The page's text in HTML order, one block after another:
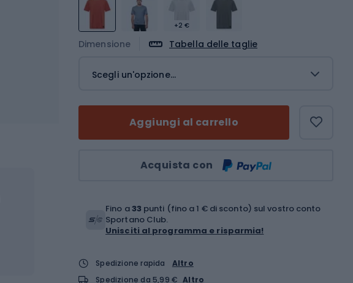
+2 €
Dimensione Tabella delle taglie
Scegli un'opzione...
Aggiungi al carrello
Acquista con
Fino a33 punti (fino a 1 € di sconto) sul vostro conto
Sportano Club.
Unisciti al programma e risparmia!
Spedizione rapida
Altro
Spedizione da 5,99 € Altro